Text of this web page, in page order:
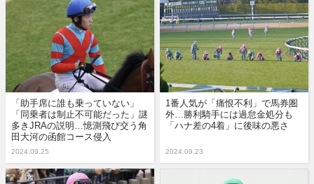
「助手席に誰も乗っていない」
「同乗者は制止不可能だった」謎
多きJRAの説明…憶測飛び交う角
田大河の函館コース侵入
2024.09.25
1番人気が「痛恨不利」で馬券圏
外…勝利騎手には過怠金処分も
「ハナ差の4着」に後味の悪さ
2024.09.23